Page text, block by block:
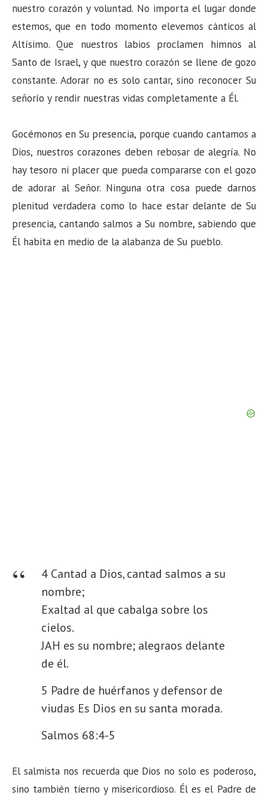
nuestro corazón y voluntad. No importa el lugar donde
estemos, que en todo momento elevemos cánticos al
Altísimo. Que nuestros labios proclamen himnos al
Santo de Israel, y que nuestro corazón se llene de gozo
constante. Adorar no es solo cantar, sino reconocer Su
señorío y rendir nuestras vidas completamente a Él.
Gocémonos en Su presencia, porque cuando cantamos a
Dios, nuestros corazones deben rebosar de alegría. No
hay tesoro ni placer que pueda compararse con el gozo
de adorar al Señor. Ninguna otra cosa puede darnos
plenitud verdadera como lo hace estar delante de Su
presencia, cantando salmos a Su nombre, sabiendo que
Él habita en medio de la alabanza de Su pueblo.
4 Cantad a Dios, cantad salmos a su
nombre;
Exaltad al que cabalga sobre los
cielos.
JAH es su nombre; alegraos delante
de él.
5 Padre de huérfanos y defensor de
viudas Es Dios en su santa morada.
Salmos 68:4-5
El salmista nos recuerda que Dios no solo es poderoso,
sino también tierno y misericordioso. Él es el Padre de